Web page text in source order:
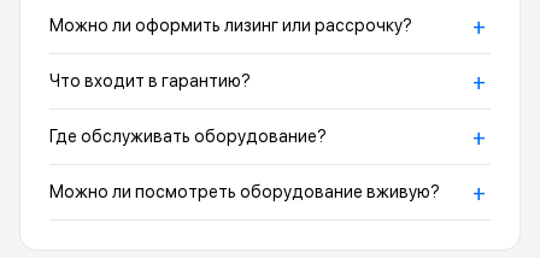
Можно ли оформить лизинг или рассрочку? +
Что входит в гарантию? +
Где обслуживать оборудование? +
Можно ли посмотреть оборудование вживую? +